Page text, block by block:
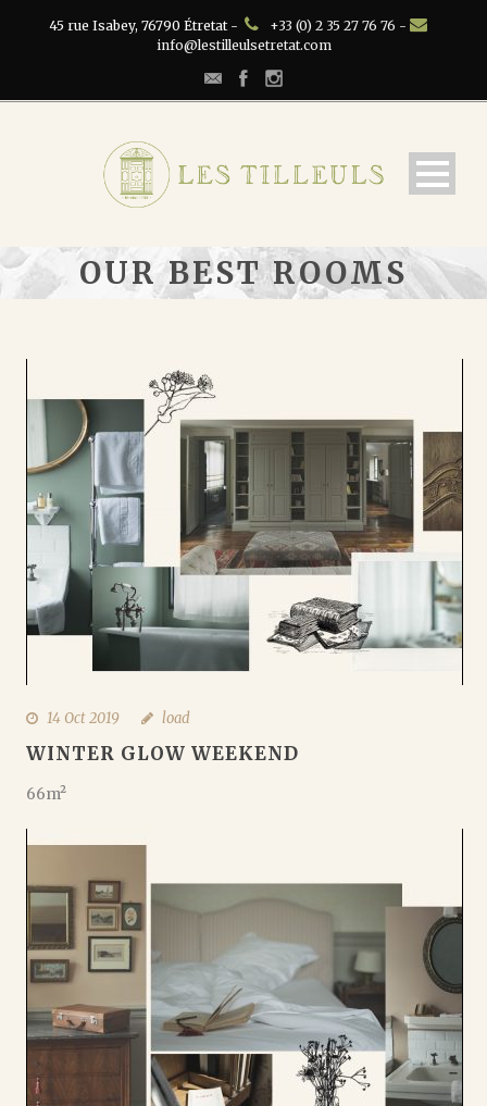
45 rue Isabey, 76790 Étretat -
+33 (0) 2 35 27 76 76 -
info@lestilleulsetretat.com
OUR BEST ROOMS
14 Oct 2019 load
WINTER GLOW WEEKEND
66m²